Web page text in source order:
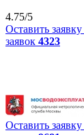
4.75/5
Оставить заявку
заявок 4323
Оставить заявку